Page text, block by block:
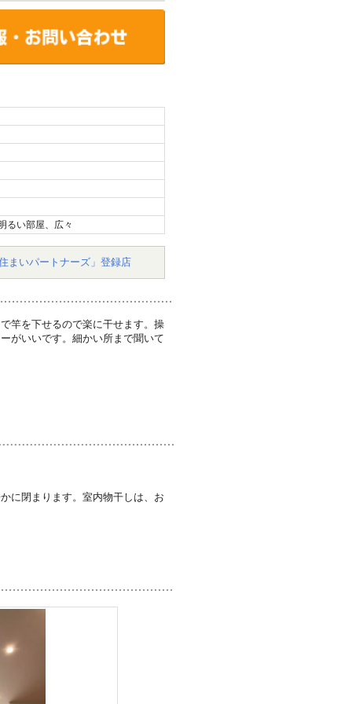
るい部屋、広々
まいパートナーズ」登録店
竿を下せるので楽に干せます。操
がいいです。細かい所まで聞いて
に閉まります。室内物干しは、お